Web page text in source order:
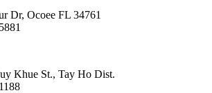
Dr, Ocoee FL 34761
Khue St., Tay Ho Dist.